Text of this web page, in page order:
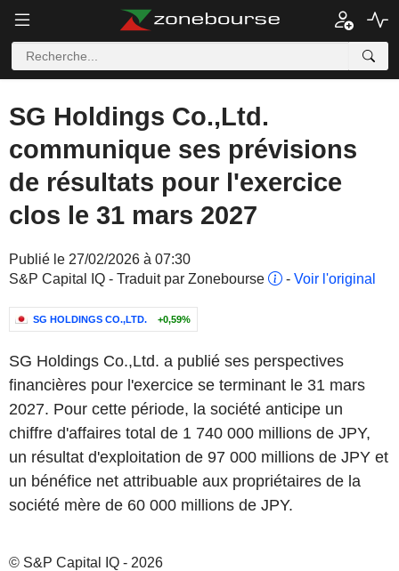
SG Holdings Co.,Ltd.
communique ses prévisions
de résultats pour l'exercice
clos le 31 mars 2027
Publié le 27/02/2026 à 07:30
S&P Capital IQ - Traduit par Zonebourse
- Voir l'original
SG HOLDINGS CO.,LTD. +0,59%
SG Holdings Co.,Ltd. a publié ses perspectives
financières pour l'exercice se terminant le 31 mars
2027. Pour cette période, la société anticipe un
chiffre d'affaires total de 1 740 000 millions de JPY,
un résultat d'exploitation de 97 000 millions de JPY et
un bénéfice net attribuable aux propriétaires de la
société mère de 60 000 millions de JPY.
© S&P Capital IQ - 2026